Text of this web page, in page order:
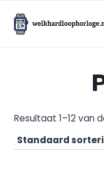
naar
inhoud
Resultaat 1–12 van